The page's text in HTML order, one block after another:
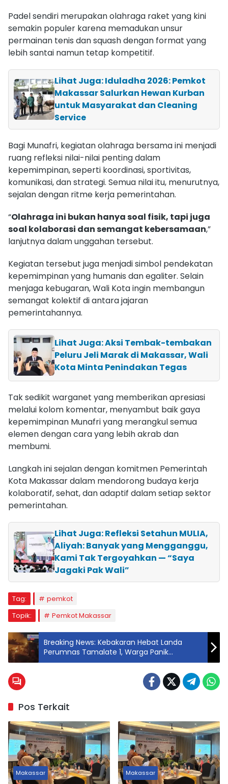
Padel sendiri merupakan olahraga raket yang kini
semakin populer karena memadukan unsur
permainan tenis dan squash dengan format yang
lebih santai namun tetap kompetitif.
Lihat Juga: Iduladha 2026: Pemkot
Makassar Salurkan Hewan Kurban
untuk Masyarakat dan Cleaning
Service
Bagi Munafri, kegiatan olahraga bersama ini menjadi
ruang refleksi nilai-nilai penting dalam
kepemimpinan, seperti koordinasi, sportivitas,
komunikasi, dan strategi. Semua nilai itu, menurutnya,
sejalan dengan ritme kerja pemerintahan.
“Olahraga ini bukan hanya soal fisik, tapi juga
soal kolaborasi dan semangat kebersamaan,”
lanjutnya dalam unggahan tersebut.
Kegiatan tersebut juga menjadi simbol pendekatan
kepemimpinan yang humanis dan egaliter. Selain
menjaga kebugaran, Wali Kota ingin membangun
semangat kolektif di antara jajaran
pemerintahannya.
Lihat Juga: Aksi Tembak-tembakan
Peluru Jeli Marak di Makassar, Wali
Kota Minta Penindakan Tegas
Tak sedikit warganet yang memberikan apresiasi
melalui kolom komentar, menyambut baik gaya
kepemimpinan Munafri yang merangkul semua
elemen dengan cara yang lebih akrab dan
membumi.
Langkah ini sejalan dengan komitmen Pemerintah
Kota Makassar dalam mendorong budaya kerja
kolaboratif, sehat, dan adaptif dalam setiap sektor
pemerintahan.
Lihat Juga: Refleksi Setahun MULIA,
Aliyah: Banyak yang Mengganggu,
Kami Tak Tergoyahkan — “Saya
Jagaki Pak Wali”
Tag:
pemkot
Topik:
Pemkot Makassar
Breaking News: Kebakaran Hebat Landa
Perumnas Tamalate 1, Warga Panik
Berhamburan
Pos Terkait
Makassar Makassar